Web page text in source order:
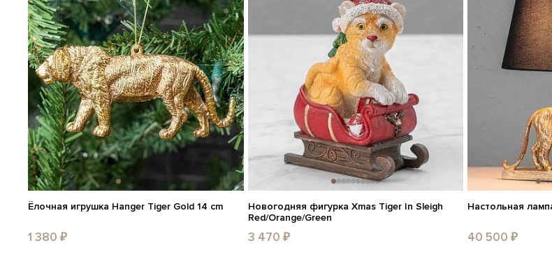
Ёлочная игрушка Hanger Tiger Gold 14 cm
1 380 ₽
Новогодняя фигурка Xmas Tiger In Sleigh
Red/Orange/Green
3 470 ₽
Настольная
40 500 ₽